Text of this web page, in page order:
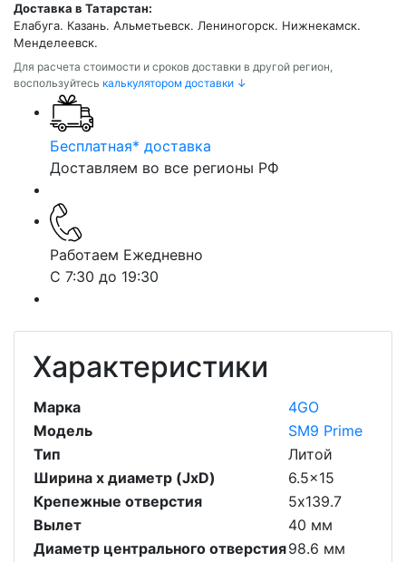
Доставка в Татарстан:
Елабуга. Казань. Альметьевск. Лениногорск. Нижнекамск.
Менделеевск.
Для расчета стоимости и сроков доставки в другой регион,
воспользуйтесь калькулятором доставки ↓
Бесплатная* доставка
Доставляем во все регионы РФ
Работаем Ежедневно
С 7:30 до 19:30
Характеристики
Марка
4GO
Модель
SM9 Prime
Тип
Литой
Ширина х диаметр (JxD)
6.5x15
Крепежные отверстия
5х139.7
Вылет
40 мм
Диаметр центрального отверстия98.6 мм